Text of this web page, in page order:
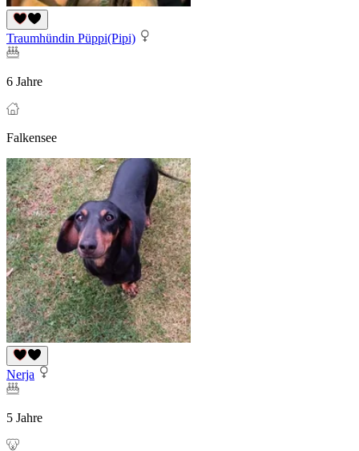
Traumhündin Püppi(Pipi)
6 Jahre
Falkensee
Nerja
5 Jahre